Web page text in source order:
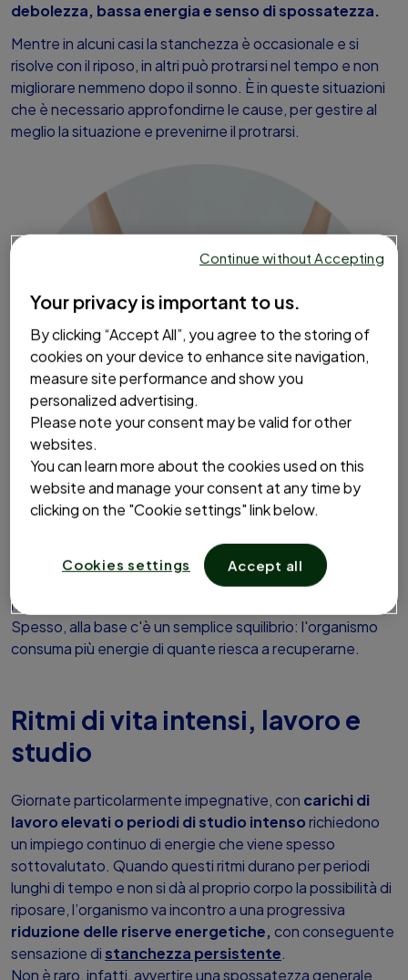
debolezza, bassa energia e senso di spossatezza.
Mentre in alcuni casi la stanchezza è occasionale e si
risolve con il riposo, in altri può protrarsi nel tempo e non
migliorare nemmeno dopo il sonno. È in queste situazioni
che è necessario approfondirne le cause, per gestire al
meglio la situazione e prevenirne il protrarsi.
Perché ci sentiamo stanchi: le
principali cause della
stanchezza psicofisica
Le cause della stanchezza psicofisica possono essere
molteplici e spesso agiscono contemporaneamente.
Spesso, alla base c'è un semplice squilibrio: l'organismo
consuma più energie di quante riesca a recuperarne.
Ritmi di vita intensi, lavoro e
studio
Giornate particolarmente impegnative, con carichi di
lavoro elevati o periodi di studio intensorichiedono
un impiego continuo di energie che viene spesso
sottovalutato. Quando questi ritmi durano per periodi
lunghi di tempo e non si dà al proprio corpo la possibilità di
riposare, l’organismo va incontro a una progressiva
riduzione delle riserve energetiche, con conseguente
sensazione distanchezza persistente.
Non è raro, infatti, avvertire una spossatezza generale
Your privacy is important to us.
By clicking “Accept All”, you agree to the storing of
cookies on your device to enhance site navigation,
measure site performance and show you
personalized advertising.
Please note your consent may be valid for other
websites.
You can learn more about the cookies used on this
website and manage your consent at any time by
clicking on the "Cookie settings" link below.
Cookies settings Accept all
Continue without Accepting